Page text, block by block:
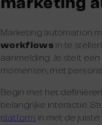
marketing
Marketing automation
workflows in te
aanmelding. Je stelt
momenten, met
Begin met het
belangrijke interactie.
platform in met de